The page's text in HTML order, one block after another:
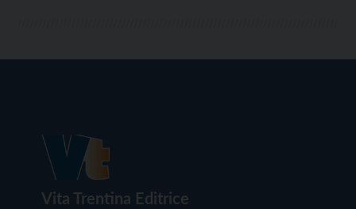
Vita Trentina Editrice